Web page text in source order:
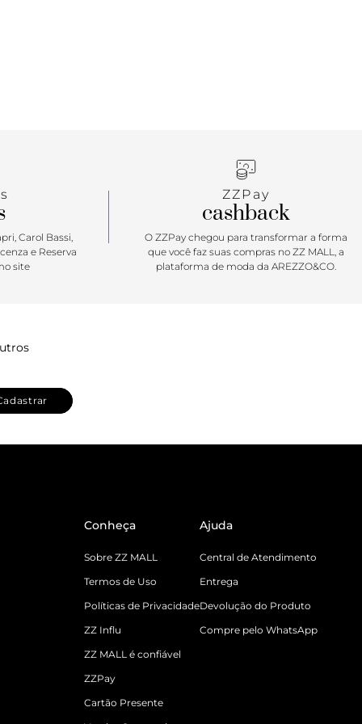
Carol Bassi,
e Reserva
site
ZZPay
cashback
O ZZPay chegou para transformar a forma
que você faz suas compras no ZZ MALL, a
plataforma de moda da AREZZO&CO.
Conheça
Sobre ZZ MALL
Termos de Uso
Políticas de Privacidade
ZZ Influ
ZZ MALL é confiável
ZZPay
Cartão Presente
Ajuda
Central de Atendimento
Entrega
Devolução do Produto
Compre pelo WhatsApp